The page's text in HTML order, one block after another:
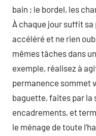
bain ; le bordel, les
À chaque jour suffit sa
accéléré et ne rien
mêmes tâches dans
exemple, réalisez à
permanence sommet
baguette, faites par la
encadrements, et
le ménage de toute